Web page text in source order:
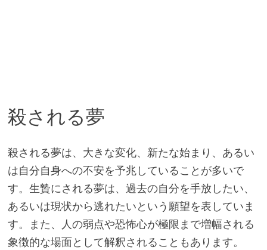
殺される夢
殺される夢は、大きな変化、新たな始まり、あるい
は自分自身への不安を予兆していることが多いで
す。生贄にされる夢は、過去の自分を手放したい、
あるいは現状から逃れたいという願望を表していま
す。また、人の弱点や恐怖心が極限まで増幅される
象徴的な場面として解釈されることもあります。